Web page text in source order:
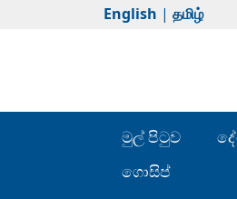
English | தமிழ்
මුල් පිටුව
ගොසිප්